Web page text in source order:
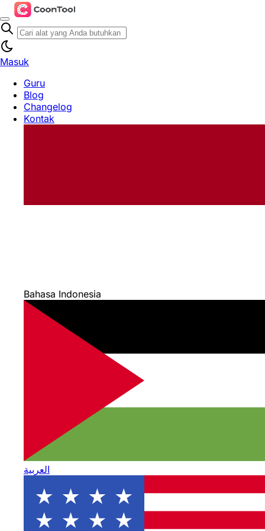
Masuk
Guru
Blog
Changelog
Kontak
Bahasa Indonesia
العربية